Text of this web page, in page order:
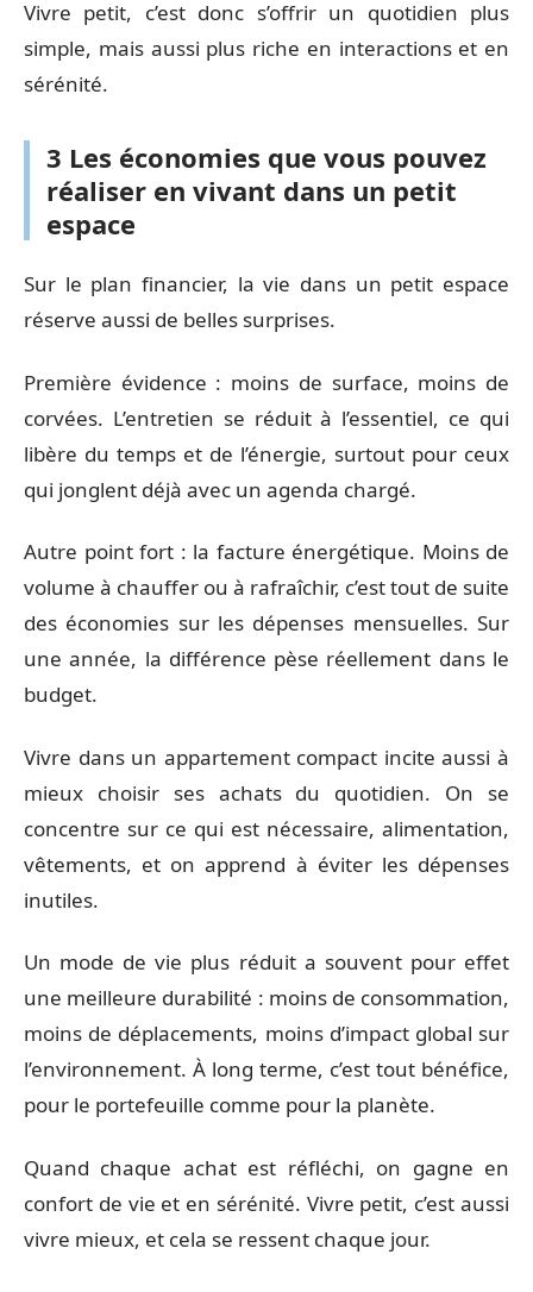
Vivre petit, c’est donc s’offrir un quotidien plus
simple, mais aussi plus riche en interactions et en
sérénité.
3 Les économies que vous pouvez
réaliser en vivant dans un petit
espace
Sur le plan financier, la vie dans un petit espace
réserve aussi de belles surprises.
Première évidence : moins de surface, moins de
corvées. L’entretien se réduit à l’essentiel, ce qui
libère du temps et de l’énergie, surtout pour ceux
qui jonglent déjà avec un agenda chargé.
Autre point fort : la facture énergétique. Moins de
volume à chauffer ou à rafraîchir, c’est tout de suite
des économies sur les dépenses mensuelles. Sur
une année, la différence pèse réellement dans le
budget.
Vivre dans un appartement compact incite aussi à
mieux choisir ses achats du quotidien. On se
concentre sur ce qui est nécessaire, alimentation,
vêtements, et on apprend à éviter les dépenses
inutiles.
Un mode de vie plus réduit a souvent pour effet
une meilleure durabilité : moins de consommation,
moins de déplacements, moins d’impact global sur
l’environnement. À long terme, c’est tout bénéfice,
pour le portefeuille comme pour la planète.
Quand chaque achat est réfléchi, on gagne en
confort de vie et en sérénité. Vivre petit, c’est aussi
vivre mieux, et cela se ressent chaque jour.